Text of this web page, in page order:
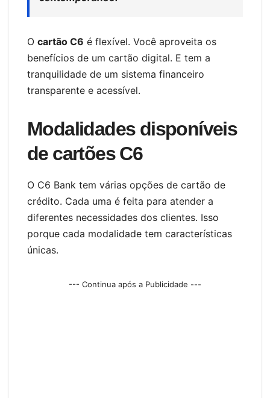
O cartão C6 é flexível. Você aproveita os
benefícios de um cartão digital. E tem a
tranquilidade de um sistema financeiro
transparente e acessível.
Modalidades disponíveis
de cartões C6
O C6 Bank tem várias opções de cartão de
crédito. Cada uma é feita para atender a
diferentes necessidades dos clientes. Isso
porque cada modalidade tem características
únicas.
--- Continua após a Publicidade ---